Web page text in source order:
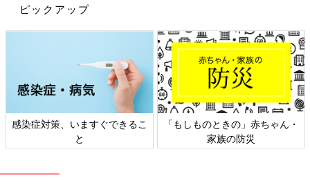
ピックアップ
感染症対策、いますぐできるこ
と
「もしものときの」赤ちゃん・
家族の防災